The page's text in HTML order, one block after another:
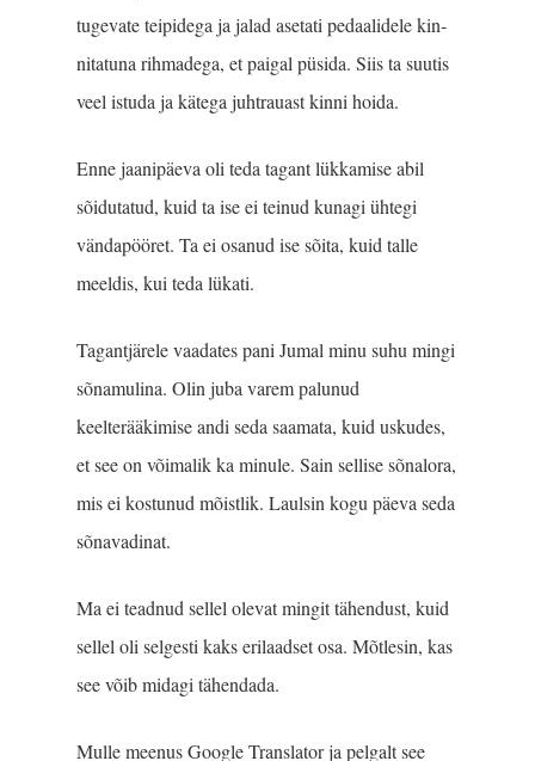
tugevate teipidega ja jalad asetati pedaalidele kin­
nitatuna rihmadega, et paigal püsida. Siis ta suutis
veel istuda ja kätega juhtrauast kinni hoida.
Enne jaanipäeva oli teda tagant lükkamise abil
sõidutatud, kuid ta ise ei teinud kunagi ühtegi
vändapööret. Ta ei osanud ise sõita, kuid talle
meeldis, kui teda lükati.
Tagantjärele vaadates pani Jumal minu suhu mingi
sõnamulina. Olin juba varem palunud
keelterääkimise andi seda saamata, kuid uskudes,
et see on võimalik ka minule. Sain sellise sõnalora,
mis ei kostunud mõistlik. Laulsin kogu päeva seda
sõnavadinat.
Ma ei teadnud sellel olevat mingit tähendust, kuid
sellel oli selgesti kaks erilaadset osa. Mõtlesin, kas
see võib midagi tähendada.
Mulle meenus Google Translator ja pelgalt see